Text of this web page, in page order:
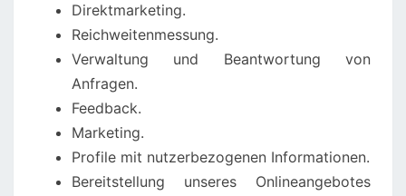
Direktmarketing.
Reichweitenmessung.
Verwaltung und Beantwortung von
Anfragen.
Feedback.
Marketing.
Profile mit nutzerbezogenen Informationen.
Bereitstellung unseres Onlineangebotes